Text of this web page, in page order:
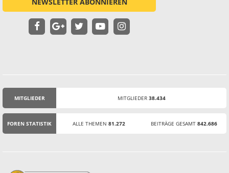
MITGLIEDER MITGLIEDER 38.434
FOREN STATISTIK ALLE THEMEN 81.272 BEITRÄGE GESAMT 842.686